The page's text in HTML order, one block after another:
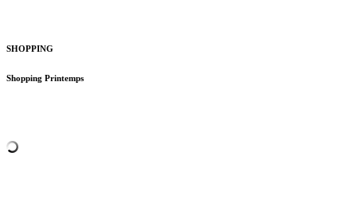
SHOPPING
Shopping Printemps